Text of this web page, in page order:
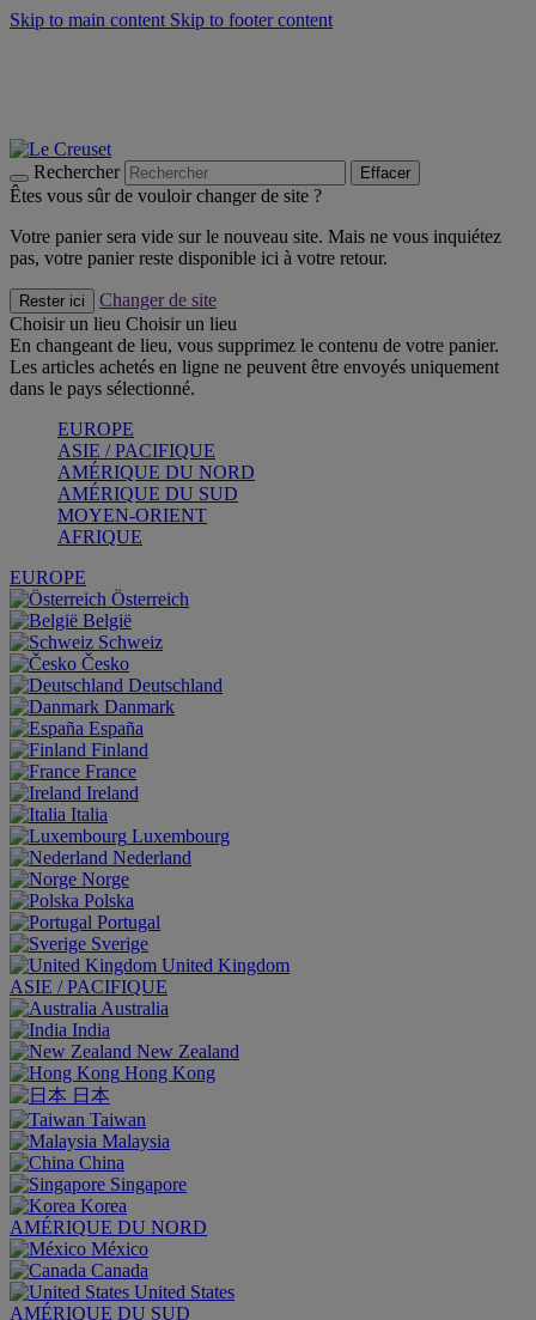
Skip to main content Skip to footer content
Rechercher Effacer
Êtes vous sûr de vouloir changer de site ?
Votre panier sera vide sur le nouveau site. Mais ne vous inquiétez
pas, votre panier reste disponible ici à votre retour.
Rester ici
Changer de site
Choisir un lieu Choisir un lieu
En changeant de lieu, vous supprimez le contenu de votre panier.
Les articles achetés en ligne ne peuvent être envoyés uniquement
dans le pays sélectionné.
EUROPE
ASIE / PACIFIQUE
AMÉRIQUE DU NORD
AMÉRIQUE DU SUD
MOYEN-ORIENT
AFRIQUE
EUROPE
Österreich
België
Schweiz
Česko
Deutschland
Danmark
España
Finland
France
Ireland
Italia
Luxembourg
Nederland
Norge
Polska
Portugal
Sverige
United Kingdom
ASIE / PACIFIQUE
Australia
India
New Zealand
Hong Kong
日本
Taiwan
Malaysia
China
Singapore
Korea
AMÉRIQUE DU NORD
México
Canada
United States
AMÉRIQUE DU SUD